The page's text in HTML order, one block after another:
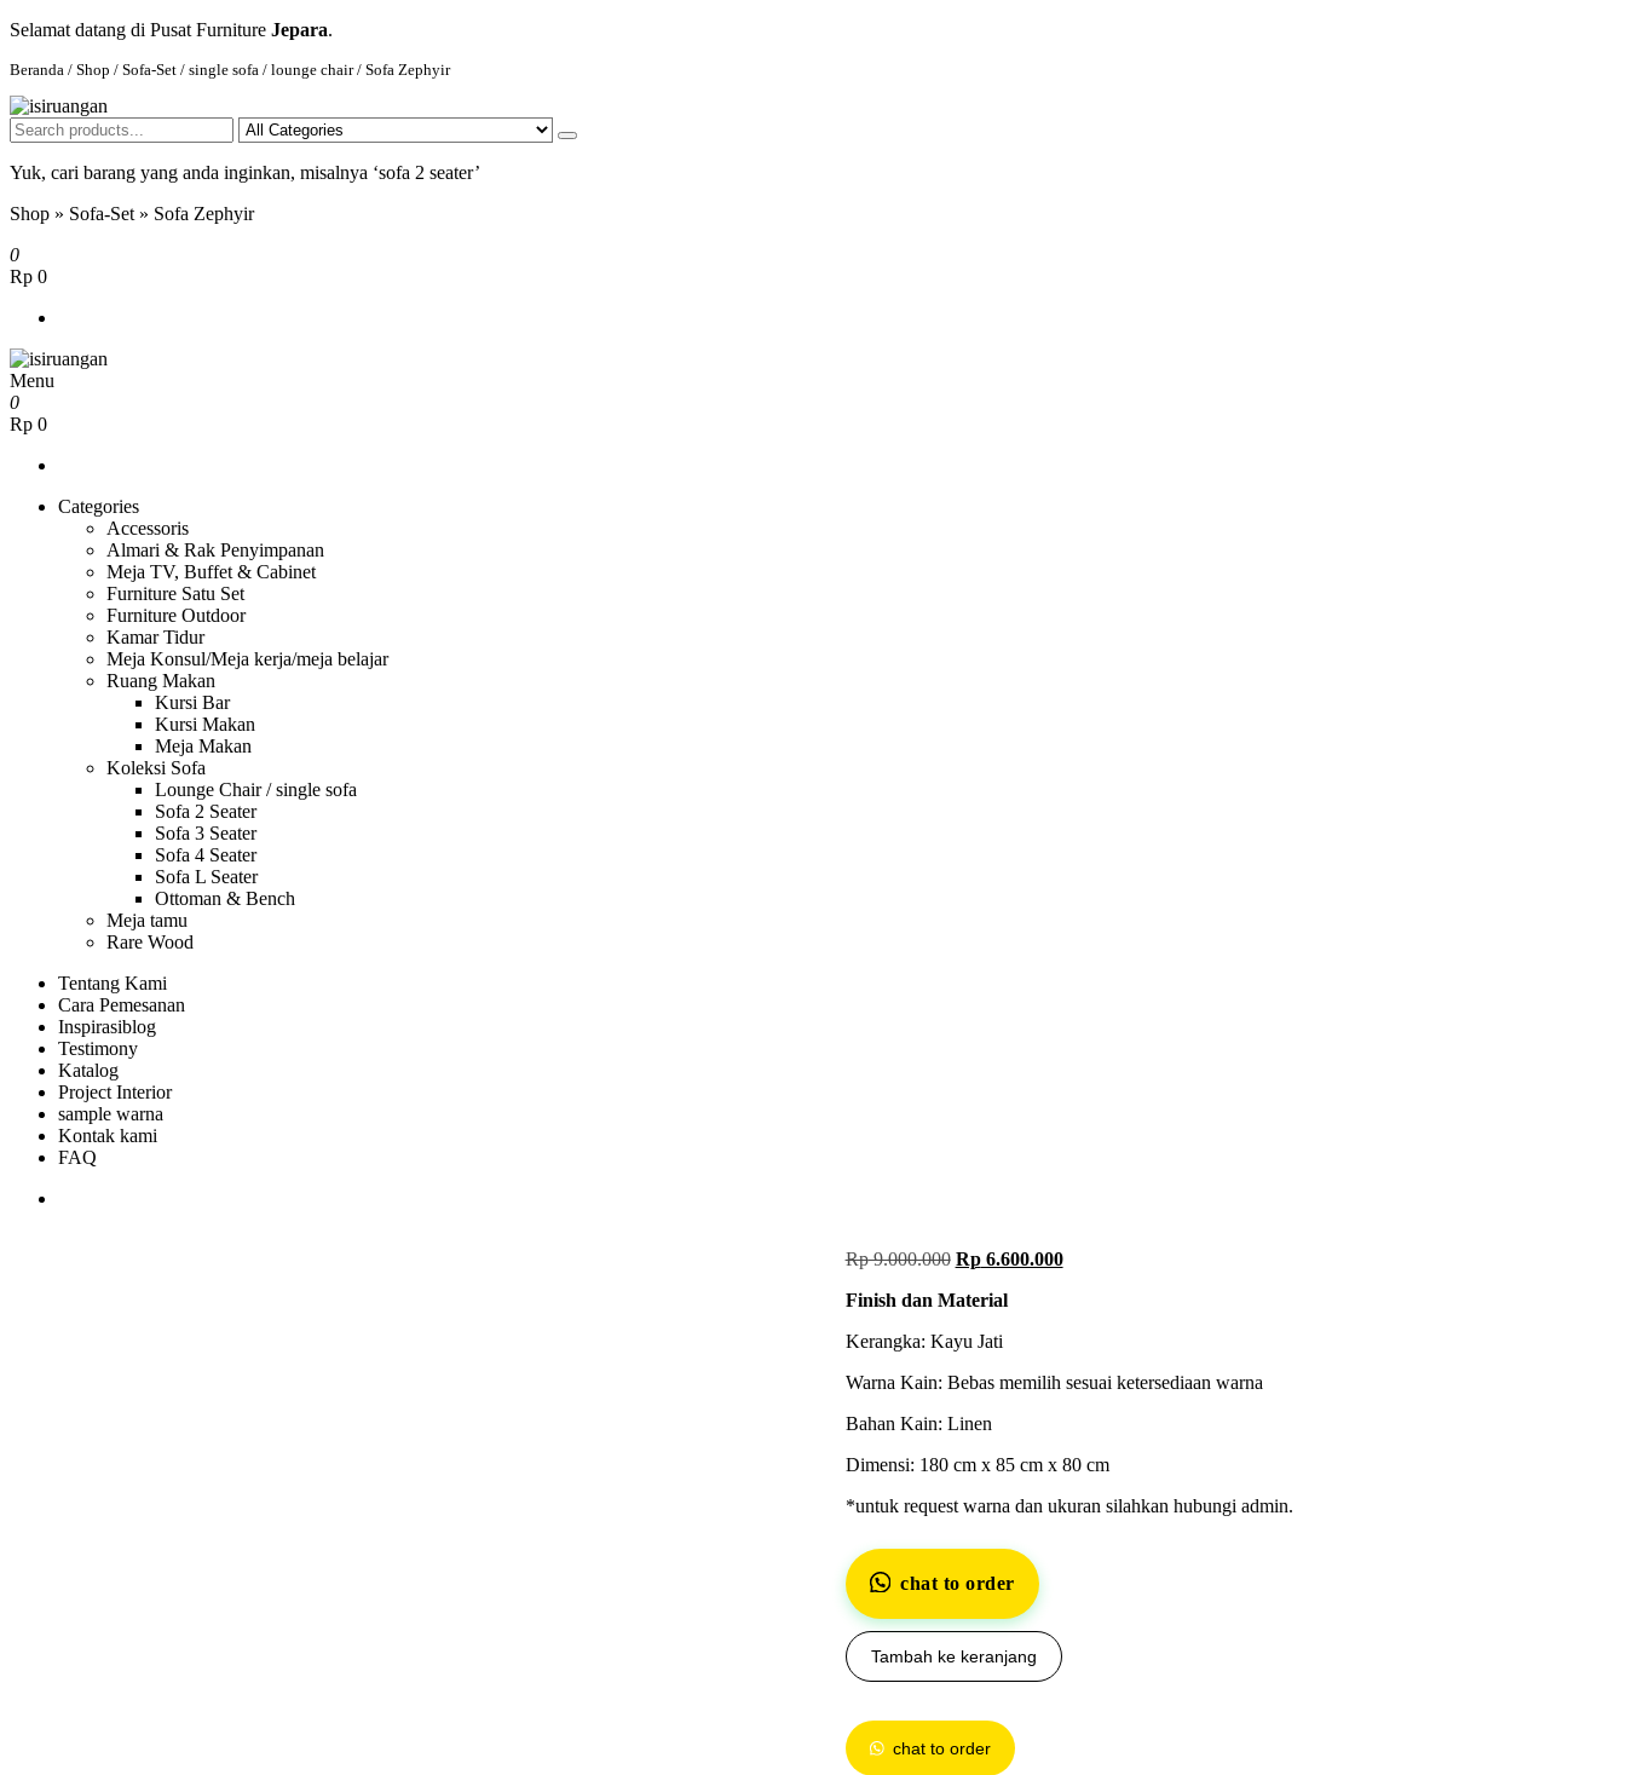
Selamat datang di Pusat Furniture Jepara.
Beranda / Shop / Sofa-Set / single sofa / lounge chair/ Sofa Zephyir
isiruangan
home furniture, wood working products
Yuk, cari barang yang anda inginkan, misalnya ‘sofa 2 seater’
Shop » Sofa-Set » Sofa Zephyir
0
Rp 0
isiruangan
home furniture, wood working products
Menu
0
Rp 0
Categories
Accessoris
Almari & Rak Penyimpanan
Meja TV, Buffet & Cabinet
Furniture Satu Set
Furniture Outdoor
Kamar Tidur
Meja Konsul/Meja kerja/meja belajar
Ruang Makan
Kursi Bar
Kursi Makan
Meja Makan
Koleksi Sofa
Lounge Chair / single sofa
Sofa 2 Seater
Sofa 3 Seater
Sofa 4 Seater
Sofa L Seater
Ottoman & Bench
Meja tamu
Rare Wood
Tentang Kami
Cara Pemesanan
Inspirasiblog
Testimony
Katalog
Project Interior
sample warna
Kontak kami
FAQ
Rp9.000.000 Rp6.600.000
Finish dan Material
Kerangka: Kayu Jati
Warna Kain: Bebas memilih sesuai ketersediaan warna
Bahan Kain: Linen
Dimensi: 180 cm x 85 cm x 80 cm
*untuk request warna dan ukuran silahkan hubungi admin.
chat to order
Tambah ke keranjang
chat to order